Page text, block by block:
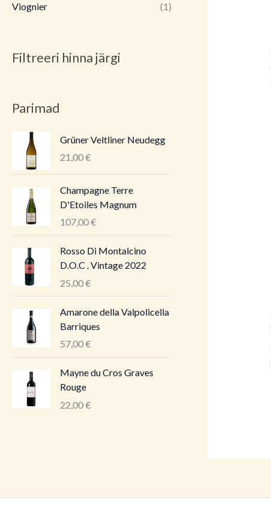
Viognier (1)
Filtreeri hinna järgi
Parimad
Grüner Veltliner Neudegg
21,00€
Champagne Terre
D'Etoiles Magnum
107,00€
Rosso Di Montalcino
D.O.C . Vintage 2022
25,00€
Amarone della Valpolicella
Barriques
57,00€
Mayne du Cros Graves
Rouge
22,00€